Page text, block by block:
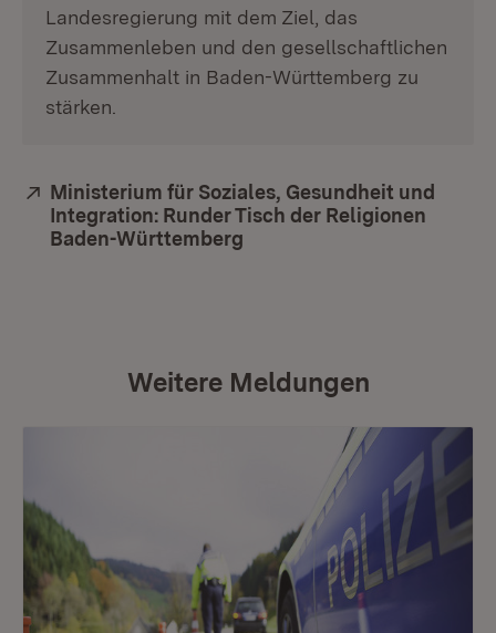
Landesregierung mit dem Ziel, das
Zusammenleben und den gesellschaftlichen
Zusammenhalt in Baden-Württemberg zu
stärken.
Extern:
Ministerium für Soziales, Gesundheit und
Integration: Runder Tisch der Religionen
Baden-Württemberg
Weitere Meldungen